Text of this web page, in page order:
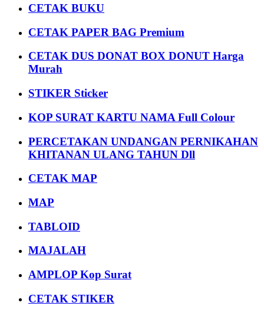
CETAK BUKU
CETAK PAPER BAG Premium
CETAK DUS DONAT BOX DONUT Harga
Murah
STIKER Sticker
KOP SURAT KARTU NAMA Full Colour
PERCETAKAN UNDANGAN PERNIKAHAN
KHITANAN ULANG TAHUN Dll
CETAK MAP
MAP
TABLOID
MAJALAH
AMPLOP Kop Surat
CETAK STIKER